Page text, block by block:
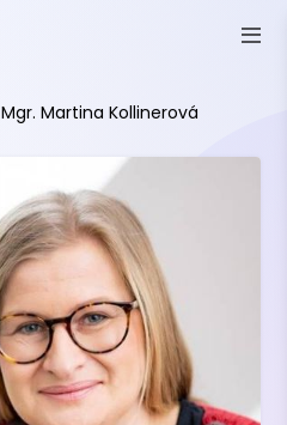
Mgr. Martina Kollinerová